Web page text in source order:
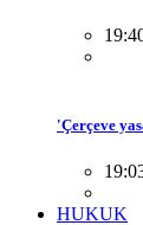
'Çerçeve
HUKUK